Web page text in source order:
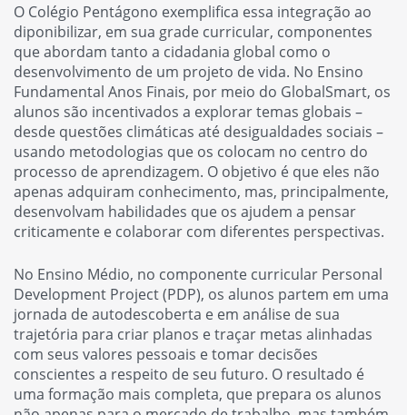
O Colégio Pentágono exemplifica essa integração ao
diponibilizar, em sua grade curricular, componentes
que abordam tanto a cidadania global como o
desenvolvimento de um projeto de vida. No Ensino
Fundamental Anos Finais, por meio do GlobalSmart, os
alunos são incentivados a explorar temas globais –
desde questões climáticas até desigualdades sociais –
usando metodologias que os colocam no centro do
processo de aprendizagem. O objetivo é que eles não
apenas adquiram conhecimento, mas, principalmente,
desenvolvam habilidades que os ajudem a pensar
criticamente e colaborar com diferentes perspectivas.
No Ensino Médio, no componente curricular Personal
Development Project (PDP), os alunos partem em uma
jornada de autodescoberta e em análise de sua
trajetória para criar planos e traçar metas alinhadas
com seus valores pessoais e tomar decisões
conscientes a respeito de seu futuro. O resultado é
uma formação mais completa, que prepara os alunos